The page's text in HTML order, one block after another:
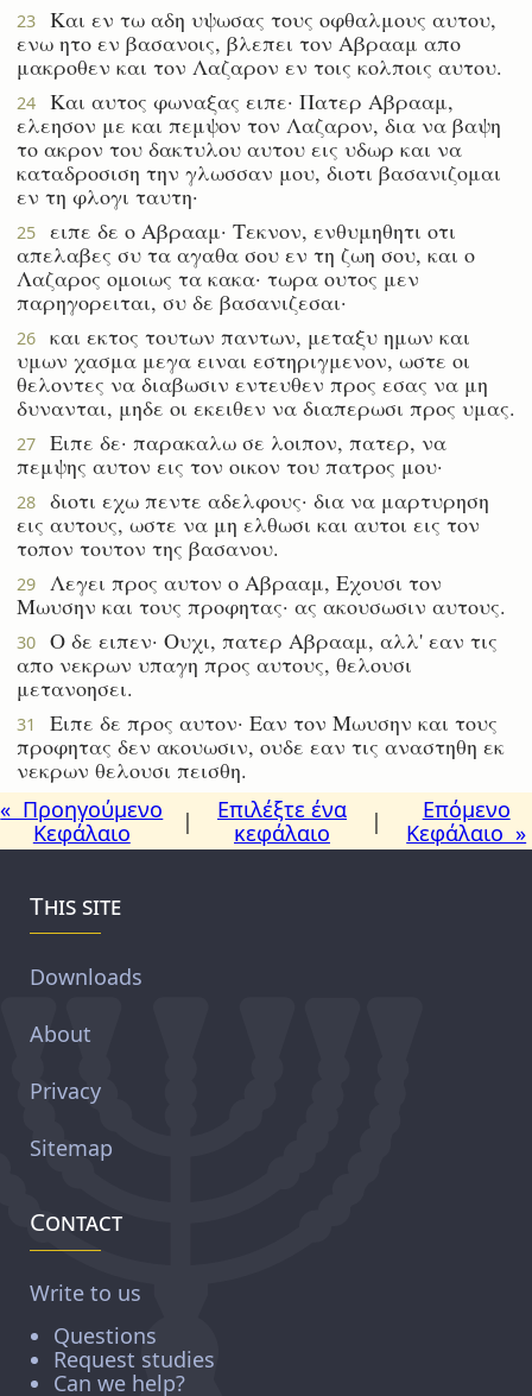
23
Και εν τω αδη υψωσας τους οφθαλμους αυτου,
ενω ητο εν βασανοις, βλεπει τον Αβρααμ απο
μακροθεν και τον Λαζαρον εν τοις κολποις αυτου.
24
Και αυτος φωναξας ειπε· Πατερ Αβρααμ,
ελεησον με και πεμψον τον Λαζαρον, δια να βαψη
το ακρον του δακτυλου αυτου εις υδωρ και να
καταδροσιση την γλωσσαν μου, διοτι βασανιζομαι
εν τη φλογι ταυτη·
25
ειπε δε ο Αβρααμ· Τεκνον, ενθυμηθητι οτι
απελαβες συ τα αγαθα σου εν τη ζωη σου, και ο
Λαζαρος ομοιως τα κακα· τωρα ουτος μεν
παρηγορειται, συ δε βασανιζεσαι·
26
και εκτος τουτων παντων, μεταξυ ημων και
υμων χασμα μεγα ειναι εστηριγμενον, ωστε οι
θελοντες να διαβωσιν εντευθεν προς εσας να μη
δυνανται, μηδε οι εκειθεν να διαπερωσι προς υμας.
27
Ειπε δε· παρακαλω σε λοιπον, πατερ, να
πεμψης αυτον εις τον οικον του πατρος μου·
28
διοτι εχω πεντε αδελφους· δια να μαρτυρηση
εις αυτους, ωστε να μη ελθωσι και αυτοι εις τον
τοπον τουτον της βασανου.
29
Λεγει προς αυτον ο Αβρααμ, Εχουσι τον
Μωυσην και τους προφητας· ας ακουσωσιν αυτους.
30
Ο δε ειπεν· Ουχι, πατερ Αβρααμ, αλλ' εαν τις
απο νεκρων υπαγη προς αυτους, θελουσι
μετανοησει.
31
Ειπε δε προς αυτον· Εαν τον Μωυσην και τους
προφητας δεν ακουωσιν, ουδε εαν τις αναστηθη εκ
νεκρων θελουσι πεισθη.
« Προηγούμενο
Κεφάλαιο
|
Επιλέξτε ένα
κεφάλαιο
|
Επόμενο
Κεφάλαιο »
This site
Downloads
About
Privacy
Sitemap
Contact
Write to us
Questions
Request studies
Can we help?